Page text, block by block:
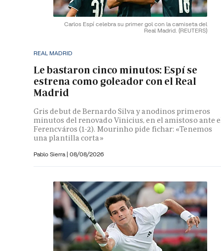
Carlos Espí celebra su primer gol con la camiseta del
Real Madrid. (REUTERS)
REAL MADRID
Le bastaron cinco minutos: Espí se
estrena como goleador con el Real
Madrid
Gris debut de Bernardo Silva y anodinos primeros
minutos del renovado Vinicius, en el amistoso ante
Ferencváros (1-2). Mourinho pide fichar: «Tenemos
una plantilla corta»
Pablo Sierra | 08/08/2026